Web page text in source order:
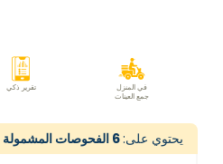
في المنزل
جمع العينات
تقرير ذكي
يحتوي على:6 الفحوصات المشمولة